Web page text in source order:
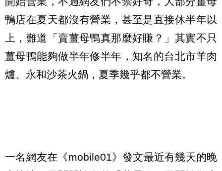
鴨店在夏天都沒有營業，甚至是直接休半年以
上，難道「賣薑母鴨真那麼好賺？」其實不只
薑母鴨能夠做半年修半年，知名的台北市羊肉
爐、永和沙茶火鍋，夏季幾乎都不營業。
一名網友在《mobile01》發文最近有幾天的晚